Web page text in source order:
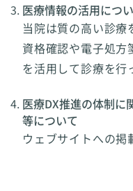
医療情報の活用につ
当院は質の高い診
資格確認や電子処方
を活用して診療を行
医療DX推進の体制に
等について
ウェブサイトへの掲